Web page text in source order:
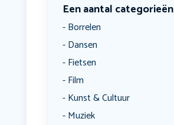
Een aantal categorieën
Borrelen
Dansen
Fietsen
Film
Kunst & Cultuur
Muziek